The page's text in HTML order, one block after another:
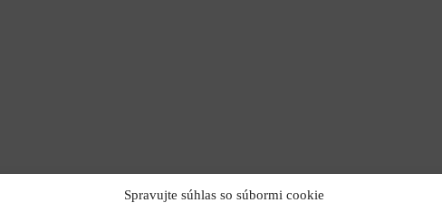
Spravujte súhlas so súbormi cookie